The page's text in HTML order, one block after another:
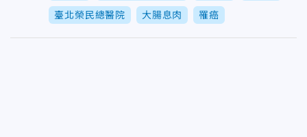
臺北榮民總醫院 大腸息肉 罹癌